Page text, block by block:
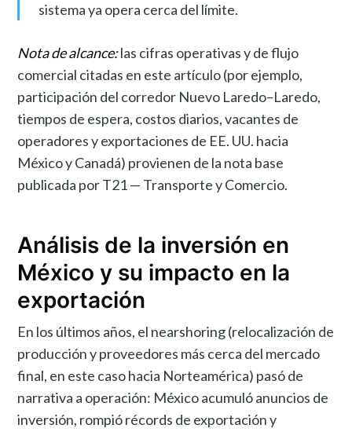
sistema ya opera cerca del límite.
Nota de alcance:las cifras operativas y de flujo
comercial citadas en este artículo (por ejemplo,
participación del corredor Nuevo Laredo–Laredo,
tiempos de espera, costos diarios, vacantes de
operadores y exportaciones de EE. UU. hacia
México y Canadá) provienen de la nota base
publicada por T21 — Transporte y Comercio.
Análisis de la inversión en
México y su impacto en la
exportación
En los últimos años, el nearshoring (relocalización de
producción y proveedores más cerca del mercado
final, en este caso hacia Norteamérica) pasó de
narrativa a operación: México acumuló anuncios de
inversión, rompió récords de exportación y